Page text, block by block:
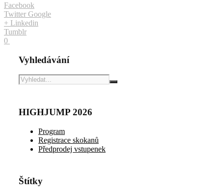
Facebook
Twitter Google
+ Linkedin
Tumblr
0
Vyhledávání
HIGHJUMP 2026
Program
Registrace skokanů
Předprodej vstupenek
Štítky